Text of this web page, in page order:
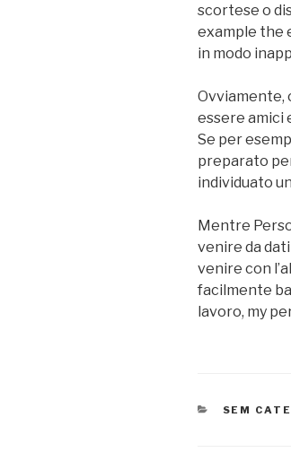
scortese o
example the
in modo
Ovviamente,
essere amici
Se per
preparato
individuato
Mentre
venire da
venire con
facilmente
lavoro, my
SEM